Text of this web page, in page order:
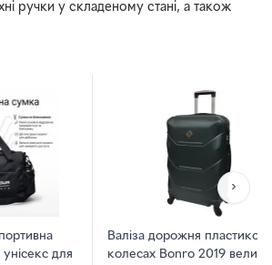
ручки у складеному стані, а також
для
Валіза дорожня
колесах Bonro 2019 велика
›